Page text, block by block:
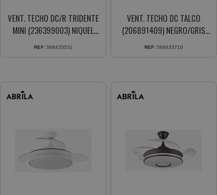
VENT. TECHO DC/R TRIDENTE
MINI (236399003) NIQUEL
REF: 568435531
VENT. TECHO DC TALCO
(206891409) NEGRO/GRIS
REF: 568433710